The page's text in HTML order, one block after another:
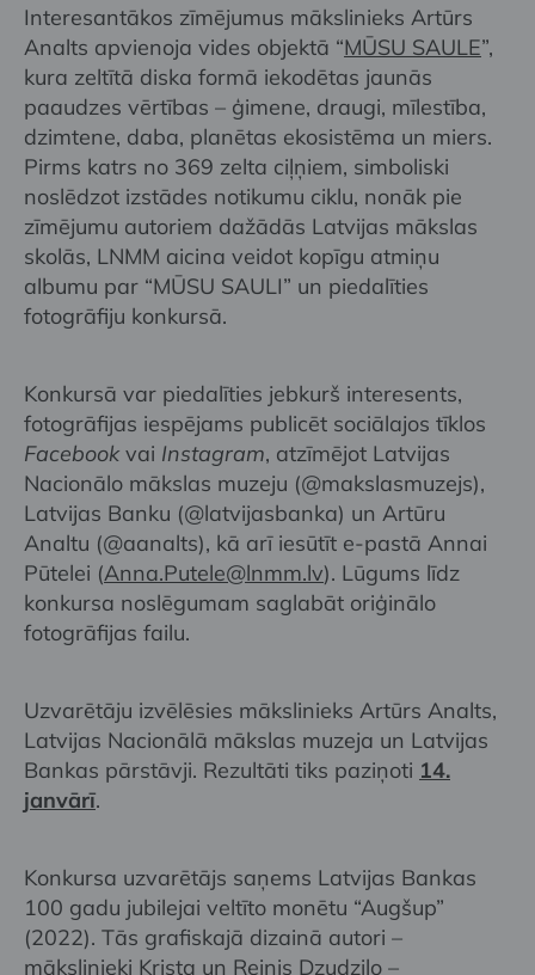
Interesantākos zīmējumus mākslinieks Artūrs
Analts apvienoja vides objektā “MŪSU SAULE”,
kura zeltītā diska formā iekodētas jaunās
paaudzes vērtības – ģimene, draugi, mīlestība,
dzimtene, daba, planētas ekosistēma un miers.
Pirms katrs no 369 zelta ciļņiem, simboliski
noslēdzot izstādes notikumu ciklu, nonāk pie
zīmējumu autoriem dažādās Latvijas mākslas
skolās, LNMM aicina veidot kopīgu atmiņu
albumu par “MŪSU SAULI” un piedalīties
fotogrāfiju konkursā.
Konkursā var piedalīties jebkurš interesents,
fotogrāfijas iespējams publicēt sociālajos tīklos
Facebook vai Instagram, atzīmējot Latvijas
Nacionālo mākslas muzeju (@makslasmuzejs),
Latvijas Banku (@latvijasbanka) un Artūru
Analtu (@aanalts), kā arī iesūtīt e-pastā Annai
Pūtelei (Anna.Putele@lnmm.lv). Lūgums līdz
konkursa noslēgumam saglabāt oriģinālo
fotogrāfijas failu.
Uzvarētāju izvēlēsies mākslinieks Artūrs Analts,
Latvijas Nacionālā mākslas muzeja un Latvijas
Bankas pārstāvji. Rezultāti tiks paziņoti 14.
janvārī.
Konkursa uzvarētājs saņems Latvijas Bankas
100 gadu jubilejai veltīto monētu “Augšup”
(2022). Tās grafiskajā dizainā autori –
mākslinieki Krista un Reinis Dzudzilo –